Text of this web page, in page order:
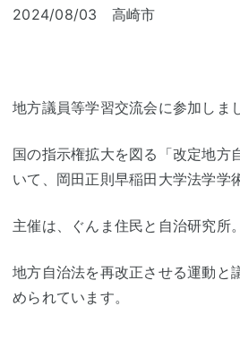
2024/08/03 高崎市
地方議員等学習交流会に参加しま
国の指示権拡大を図る「改定地方
いて、岡田正則早稲田大学法学学
主催は、ぐんま住民と自治研究所。
地方自治法を再改正させる運動と
められています。